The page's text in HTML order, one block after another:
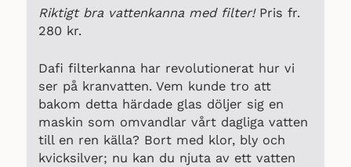
Riktigt bra vattenkanna med filter!Pris fr.
280 kr.
Dafi filterkanna har revolutionerat hur vi
ser på kranvatten. Vem kunde tro att
bakom detta härdade glas döljer sig en
maskin som omvandlar vårt dagliga vatten
till en ren källa? Bort med klor, bly och
kvicksilver; nu kan du njuta av ett vatten